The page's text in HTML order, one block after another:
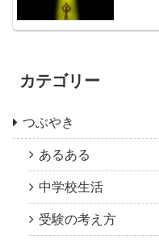
カテゴリー
つぶやき
あるある
中学校生活
受験の考え方